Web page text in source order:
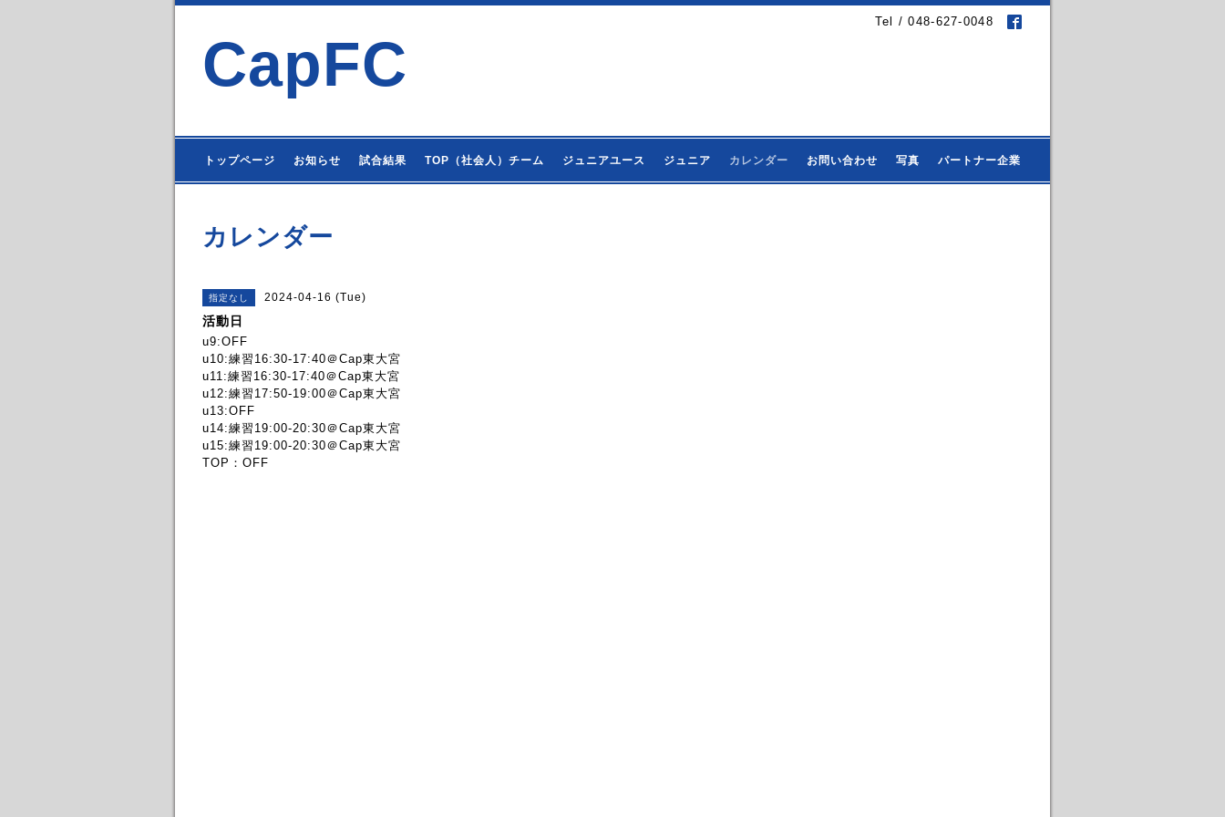
Tel / 048-627-0048
CapFC
トップページ お知らせ 試合結果 TOP（社会人）チーム ジュニアユース ジュニア カレンダー お問い合わせ 写真 パートナー企業
カレンダー
指定なし 2024-04-16 (Tue)
活動日
u9:OFF
u10:練習16:30-17:40＠Cap東大宮
u11:練習16:30-17:40＠Cap東大宮
u12:練習17:50-19:00＠Cap東大宮
u13:OFF
u14:練習19:00-20:30＠Cap東大宮
u15:練習19:00-20:30＠Cap東大宮
TOP：OFF